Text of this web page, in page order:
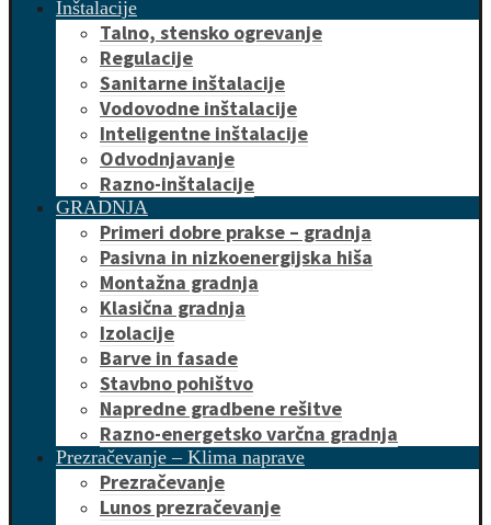
Inštalacije
Talno, stensko ogrevanje
Regulacije
Sanitarne inštalacije
Vodovodne inštalacije
Inteligentne inštalacije
Odvodnjavanje
Razno-inštalacije
GRADNJA
Primeri dobre prakse – gradnja
Pasivna in nizkoenergijska hiša
Montažna gradnja
Klasična gradnja
Izolacije
Barve in fasade
Stavbno pohištvo
Napredne gradbene rešitve
Razno-energetsko varčna gradnja
Prezračevanje – Klima naprave
Prezračevanje
Lunos prezračevanje